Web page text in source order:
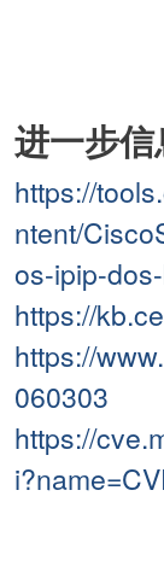
进一步信
https://
ntent/
os-ipip-
https://
https://
060303
https://